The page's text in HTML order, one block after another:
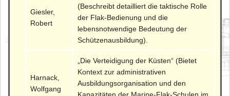
Giesler,
Robert
(Beschreibt detailliert die taktische Rolle
der Flak-Bedienung und die
lebensnotwendige Bedeutung der
Schützenausbildung).
Harnack,
Wolfgang
„Die Verteidigung der Küsten“ (Bietet
Kontext zur administrativen
Ausbildungsorganisation und den